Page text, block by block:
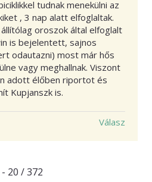
tudnak menekülni az
, 3 nap alatt elfoglaltak.
oroszok által elfoglalt
is bejelentett, sajnos
odautazni) most már hős
vagy meghallnak. Viszont
adott élőben riportot és
Kupjanszk is.
Válasz
- 20 / 372